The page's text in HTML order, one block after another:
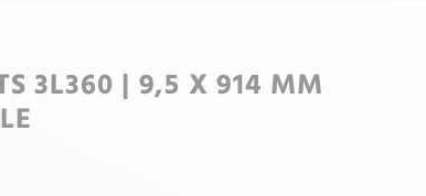
3L360 | 9,5 X 914 MM